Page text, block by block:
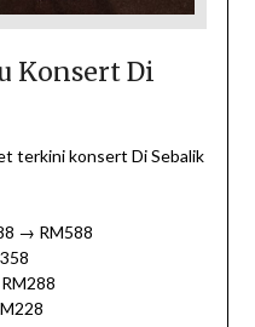
Konsert Di
terkini konsert Di Sebalik
→ RM588